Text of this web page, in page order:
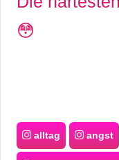
😳
alltag angst